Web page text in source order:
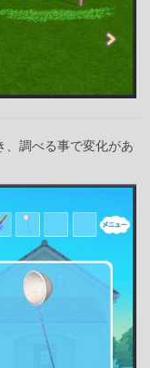
、調べる事で変化があ